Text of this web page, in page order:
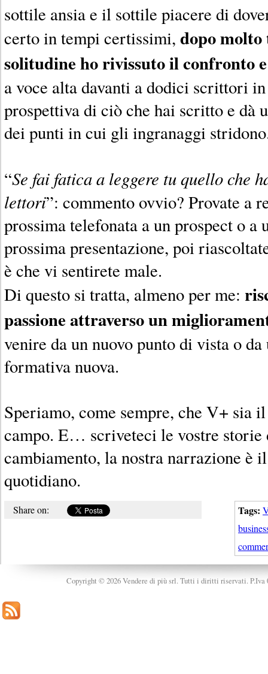
sottile ansia e il sottile piacere di
certo in tempi certissimi, dopo
solitudine ho rivissuto il confronto
a voce alta davanti a dodici scrittori
prospettiva di ciò che hai scritto e dà
dei punti in cui gli ingranaggi
“Se fai fatica a leggere tu quello che
lettori”: commento ovvio? Provate a
prossima telefonata a un prospect o a
prossima presentazione, poi
è che vi sentirete male.
Di questo si tratta, almeno per me:
passione attraverso un
venire da un nuovo punto di vista o da
formativa nuova.
Speriamo, come sempre, che V+ sia
campo. E… scriveteci le vostre storie
cambiamento, la nostra narrazione è
quotidiano.
Tags:
Share on:
Copyright © 2026 Vendere di più srl. Tutti i diritti riservati. P.Iva